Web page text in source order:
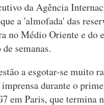
da Agência
a 'almofada' das
no Médio Oriente e do
semanas.
a esgotar-se muito
imprensa durante o
em Paris, que termina